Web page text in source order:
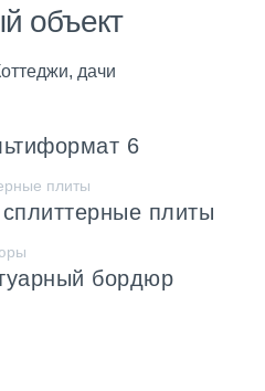
объект
дачи
6
плиты
плиты
бордюр